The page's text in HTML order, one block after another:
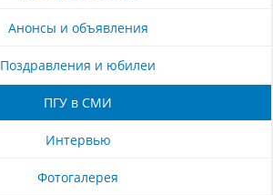
Анонсы и объявления
Поздравления и юбилеи
ПГУ в СМИ
Интервью
Фотогалерея